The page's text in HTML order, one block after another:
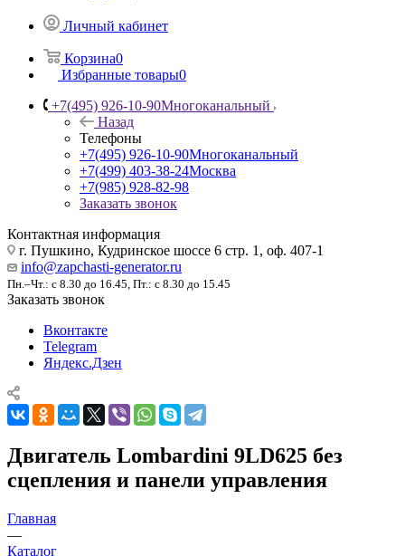
Личный кабинет
Корзина0
Избранные товары0
+7(495) 926-10-90Многоканальный
Назад
Телефоны
+7(495) 926-10-90Многоканальный
+7(499) 403-38-24Москва
+7(985) 928-82-98
Заказать звонок
Контактная информация
г. Пушкино, Кудринское шоссе 6 стр. 1, оф. 407-1
info@zapchasti-generator.ru
Пн.–Чт.: с 8.30 до 16.45, Пт.: с 8.30 до 15.45
Заказать звонок
Вконтакте
Telegram
Яндекс.Дзен
Двигатель Lombardini 9LD625 без
сцепления и панели управления
Главная
—
Каталог